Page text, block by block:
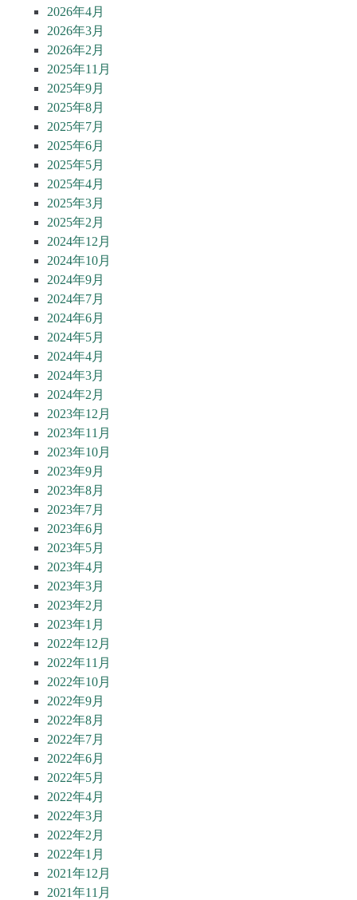
2026年4月
2026年3月
2026年2月
2025年11月
2025年9月
2025年8月
2025年7月
2025年6月
2025年5月
2025年4月
2025年3月
2025年2月
2024年12月
2024年10月
2024年9月
2024年7月
2024年6月
2024年5月
2024年4月
2024年3月
2024年2月
2023年12月
2023年11月
2023年10月
2023年9月
2023年8月
2023年7月
2023年6月
2023年5月
2023年4月
2023年3月
2023年2月
2023年1月
2022年12月
2022年11月
2022年10月
2022年9月
2022年8月
2022年7月
2022年6月
2022年5月
2022年4月
2022年3月
2022年2月
2022年1月
2021年12月
2021年11月